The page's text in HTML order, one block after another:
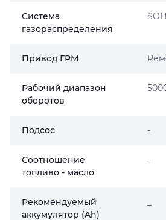
Система
газораспределения
Привод ГРМ
Рабочий диапазон
оборотов
Подсос -
Соотношение
топливо - масло
-
Рекомендуемый
аккумулятор (Ah)